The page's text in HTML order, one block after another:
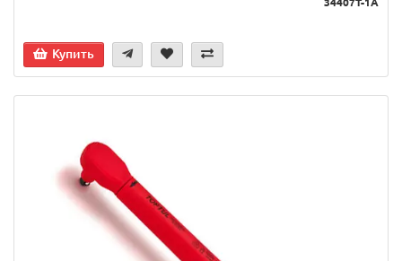
34407T-1A
Купить